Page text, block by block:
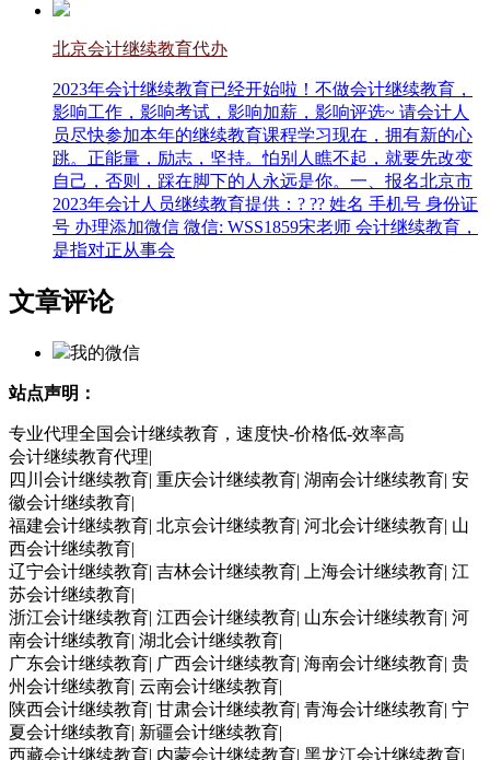
北京会计继续教育代办
2023年会计继续教育已经开始啦！不做会计继续教育，
影响工作，影响考试，影响加薪，影响评选~ 请会计人
员尽快参加本年的继续教育课程学习现在，拥有新的心
跳。正能量，励志，坚持。怕别人瞧不起，就要先改变
自己，否则，踩在脚下的人永远是你。一、报名北京市
2023年会计人员继续教育提供：? ?? 姓名 手机号 身份证
号 办理添加微信 微信: WSS1859宋老师 会计继续教育，
是指对正从事会
文章评论
我的微信
站点声明：
专业代理全国会计继续教育，速度快-价格低-效率高
会计继续教育代理|
四川会计继续教育| 重庆会计继续教育| 湖南会计继续教育| 安
徽会计继续教育|
福建会计继续教育| 北京会计继续教育| 河北会计继续教育| 山
西会计继续教育|
辽宁会计继续教育| 吉林会计继续教育| 上海会计继续教育| 江
苏会计继续教育|
浙江会计继续教育| 江西会计继续教育| 山东会计继续教育| 河
南会计继续教育| 湖北会计继续教育|
广东会计继续教育| 广西会计继续教育| 海南会计继续教育| 贵
州会计继续教育| 云南会计继续教育|
陕西会计继续教育| 甘肃会计继续教育| 青海会计继续教育| 宁
夏会计继续教育| 新疆会计继续教育|
西藏会计继续教育| 内蒙会计继续教育| 黑龙江会计继续教育|